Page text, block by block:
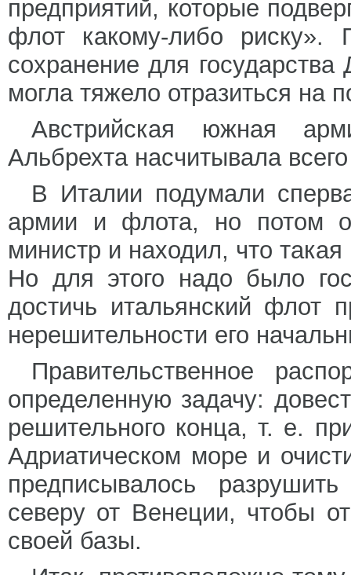
предприятий, которые
флот какому-либо риску».
сохранение для
могла тяжело отразиться на
Австрийская южная
Альбрехта насчитывала
В Италии подумали
армии и флота, но потом
министр и находил, что
Но для этого надо было
достичь итальянский флот
нерешительности его
Правительственное
определенную задачу:
решительного конца, т. е.
Адриатическом море и
предписывалось
северу от Венеции, чтобы
своей базы.